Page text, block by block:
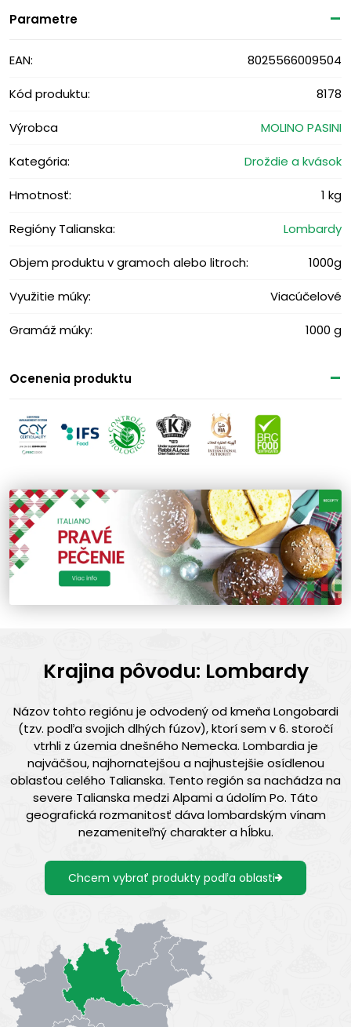
Parametre
EAN: 8025566009504
Kód produktu: 8178
Výrobca MOLINO PASINI
Kategória: Droždie a kvások
Hmotnosť: 1 kg
Regióny Talianska: Lombardy
Objem produktu v gramoch alebo litroch: 1000g
Využitie múky: Viacúčelové
Gramáž múky: 1000 g
Ocenenia produktu
Krajina pôvodu: Lombardy
Názov tohto regiónu je odvodený od kmeňa Longobardi
(tzv. podľa svojich dlhých fúzov), ktorí sem v 6. storočí
vtrhli z územia dnešného Nemecka. Lombardia je
najväčšou, najhornatejšou a najhustejšie osídlenou
oblasťou celého Talianska. Tento región sa nachádza na
severe Talianska medzi Alpami a údolím Po. Táto
geografická rozmanitosť dáva lombardským vínam
nezameniteľný charakter a hĺbku.
Chcem vybrať produkty podľa oblasti